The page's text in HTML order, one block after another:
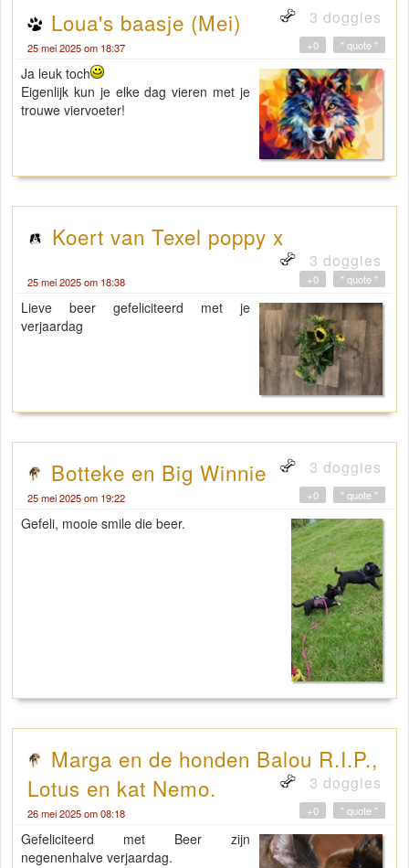
Loua's baasje (Mei) 3 doggies
25 mei 2025 om 18:37 " quote "
+0
Ja leuk toch
Eigenlijk kun je elke dag vieren met je
trouwe viervoeter!
Koert van Texel poppy x
3 doggies
25 mei 2025 om 18:38 " quote "
+0
Lieve beer gefeliciteerd met je
verjaardag
Botteke en Big Winnie 3 doggies
25 mei 2025 om 19:22 " quote "
+0
Gefeli, mooie smile die beer.
Marga en de honden Balou R.I.P.,
Lotus en kat Nemo.
3 doggies
26 mei 2025 om 08:18 " quote "
+0
Gefeliciteerd met Beer zijn
negenenhalve verjaardag.